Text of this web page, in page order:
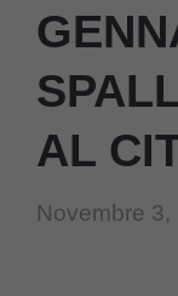
AL
Novembre 3,